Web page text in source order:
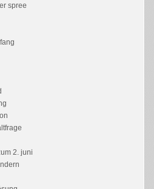
spree
2. juni